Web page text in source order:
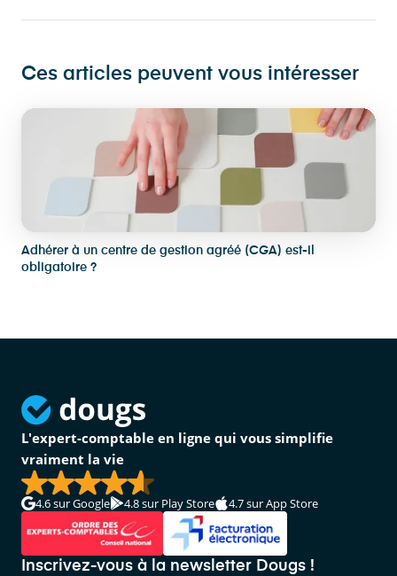
Ces articles peuvent vous intéresser
Adhérer à un centre de gestion agréé (CGA) est-il
obligatoire ?
L'expert-comptable en ligne qui vous simplifie
vraiment la vie
4.6sur Google 4.8sur Play Store 4.7sur App Store
Inscrivez-vous à la newsletter Dougs !